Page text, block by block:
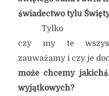
świadectwo tylu
Tylko
czy my te
zauważamy i czy je
może chcemy
wyjątkowych?